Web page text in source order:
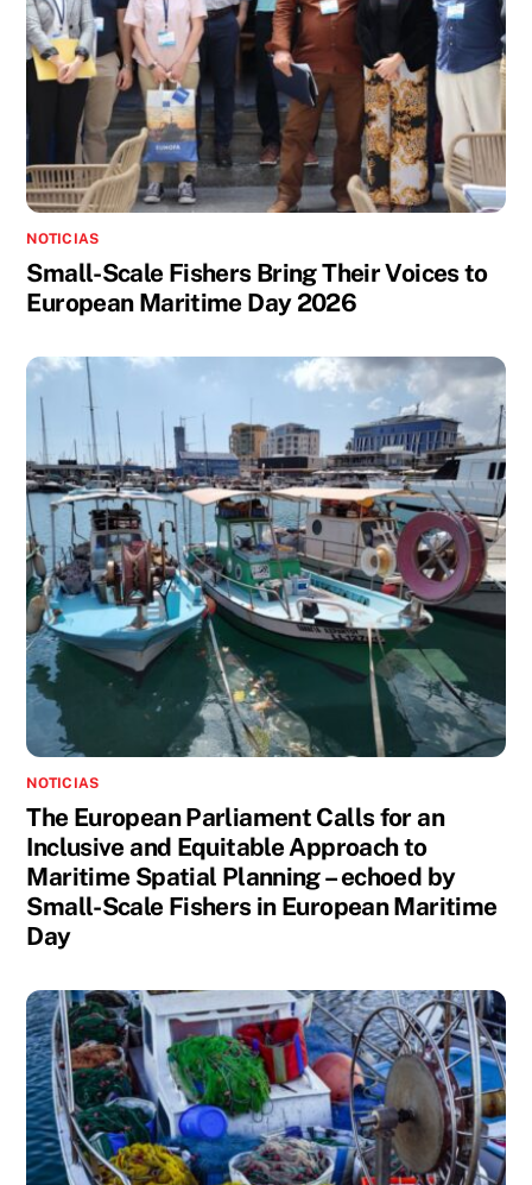
NOTICIAS
Small-Scale Fishers Bring Their Voices to
European Maritime Day 2026
NOTICIAS
The European Parliament Calls for an
Inclusive and Equitable Approach to
Maritime Spatial Planning – echoed by
Small-Scale Fishers in European Maritime
Day